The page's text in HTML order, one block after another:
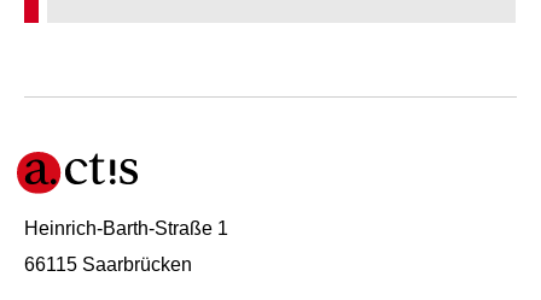
Heinrich-Barth-Straße 1
66115 Saarbrücken